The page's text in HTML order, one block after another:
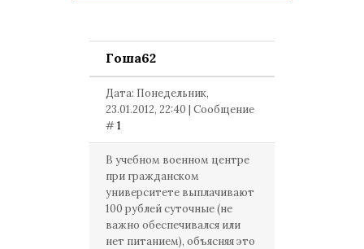
Гоша62
Дата: Понедельник,
23.01.2012, 22:40 | Сообщение
#1
В учебном военном центре
при гражданском
университете выплачивают
100 рублей суточные (не
важно обеспечивался или
нет питанием), объясняя это